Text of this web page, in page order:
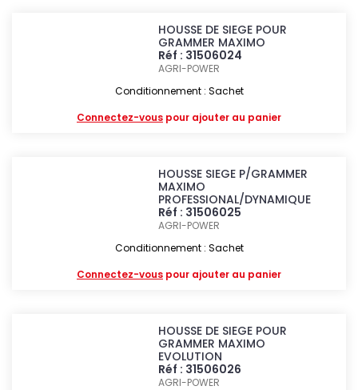
HOUSSE DE SIEGE POUR
GRAMMER MAXIMO
Réf : 31506024
AGRI-POWER
Conditionnement : Sachet
Connectez-vous pour ajouter au panier
HOUSSE SIEGE P/GRAMMER
MAXIMO
PROFESSIONAL/DYNAMIQUE
Réf : 31506025
AGRI-POWER
Conditionnement : Sachet
Connectez-vous pour ajouter au panier
HOUSSE DE SIEGE POUR
GRAMMER MAXIMO
EVOLUTION
Réf : 31506026
AGRI-POWER